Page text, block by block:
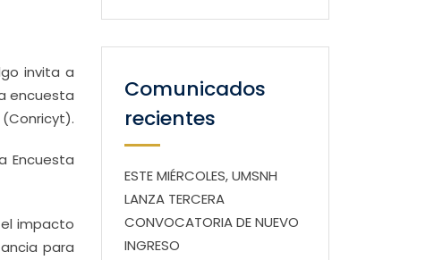
invita a
encuesta
Encuesta
impacto
para
Comunicados
recientes
ESTE MIÉRCOLES, UMSNH
LANZA TERCERA
CONVOCATORIA DE NUEVO
INGRESO